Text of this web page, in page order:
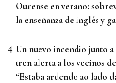
Ourense en verano:
la enseñanza de inglés y
Un nuevo incendio junto a
tren alerta a los vecinos
“Estaba ardendo ao lado